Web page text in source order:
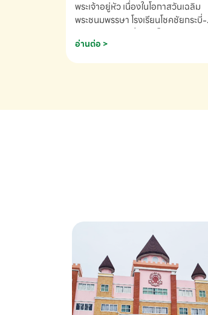
พระชนมพรรษา
พระเจ้าอยู่หัว เนื่องในโอกาสวันเฉลิม
พระชนมพรรษา โรงเรียนโชคชัยกระบี่-
691910
อ่านต่อ >